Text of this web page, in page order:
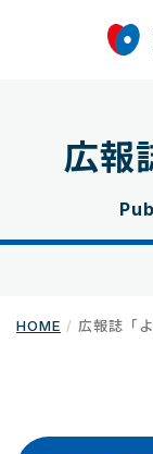
広報
HOME 広報誌「